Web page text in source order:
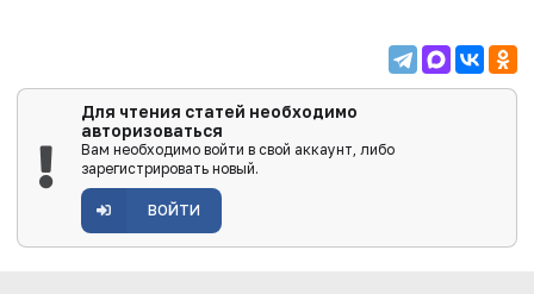
Для чтения статей необходимо
авторизоваться
Вам необходимо войти в свой аккаунт, либо
зарегистрировать новый.
ВОЙТИ